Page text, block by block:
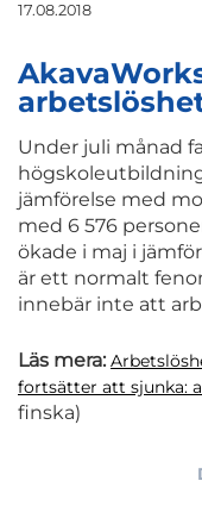
17.08.2018
Under juli månad
jämförelse med
med 6 576
ökade i maj i
är ett normalt
innebär inte att
Läs mera:
fortsätter att sjunka:
finska)